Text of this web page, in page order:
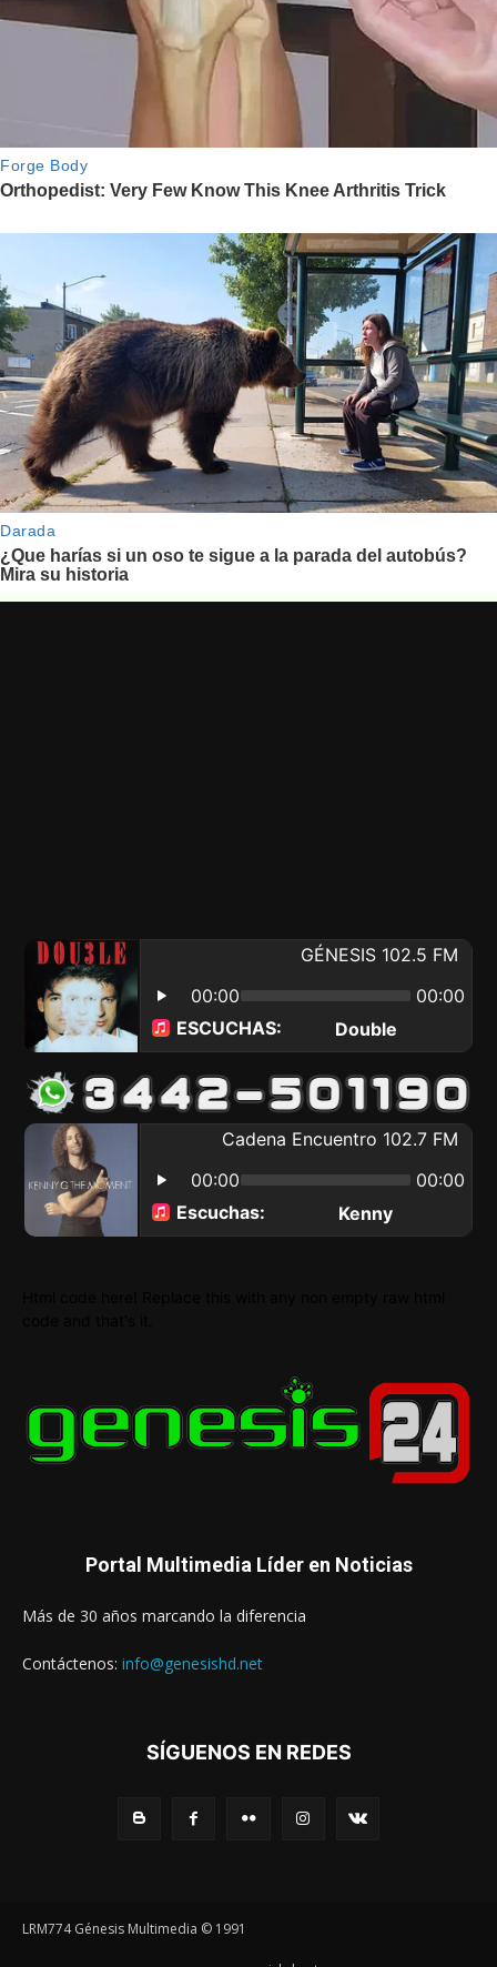
Portal Multimedia Líder en Noticias
Más de 30 años marcando la diferencia
Contáctenos: info@genesishd.net
SÍGUENOS EN REDES
LRM774 Génesis Multimedia © 1991